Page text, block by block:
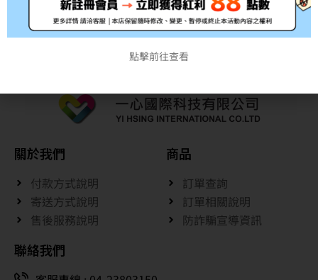
NT$4,900–NT$22,000
關於我們
付款方式說明
寄送方式說明
售後服務說明
商品
訂單查詢
訂單相關說明
防詐騙宣導資訊
聯絡我們
點擊前往查看